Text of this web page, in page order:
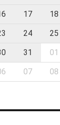
17 18
24 25
31 01
07 08